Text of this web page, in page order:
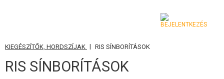
KATEGÓRIA
AIRSOFT FEGYVEREK
KIEGÉSZÍTŐK, HORDSZÍJAK | RIS SÍNBORÍTÁSOK
RIS SÍNBORÍTÁSOK